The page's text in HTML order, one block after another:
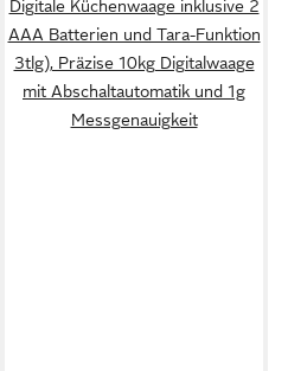
Digitale Küchenwaage inklusive 2
AAA Batterien und Tara-Funktion
3tlg), Präzise 10kg Digitalwaage
mit Abschaltautomatik und 1g
Messgenauigkeit